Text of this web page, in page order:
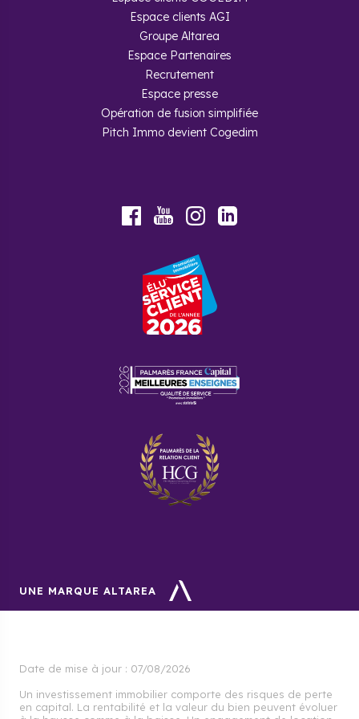
Espace clients AGI
Groupe Altarea
Espace Partenaires
Recrutement
Espace presse
Opération de fusion simplifiée
Pitch Immo devient Cogedim
FacebookYoutubeInstagram
UNE MARQUE ALTAREA
Date de mise à jour : 07/08/2026
Un investissement immobilier comporte des risques de perte
en capital. La rentabilité et la valeur du bien peuvent évoluer